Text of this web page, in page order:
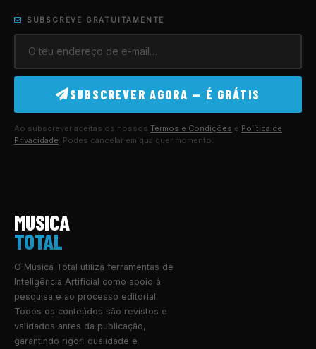
SUBSCREVE GRATUITAMENTE
SUBSCREVER AGORA — É GRÁTIS
Ao subscrever aceitas os nossos Termos e Condições e Política de
Privacidade. Podes cancelar em qualquer momento.
MUSICA
TOTAL
O Música Total utiliza ferramentas de
Inteligência Artificial como apoio à
pesquisa e ao processo editorial.
Todos os conteúdos são revistos e
validados antes da publicação,
garantindo rigor, qualidade e